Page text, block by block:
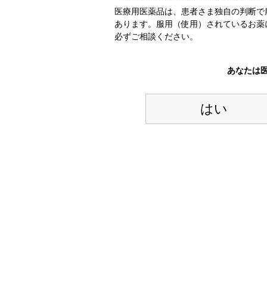
医療用医薬品は、患者さま独自の判断
あります。服用（使用）されているお
必ずご相談ください。
あなたは
はい